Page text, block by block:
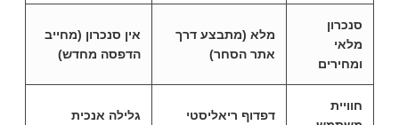
סנכרון
מלאי
ומחירים
מלא (מתבצע דרך
אתר הסחר)
אין סנכרון (מחייב
הדפסה מחדש)
חוויית
דפדוף ריאליסטי גלילה אנכית